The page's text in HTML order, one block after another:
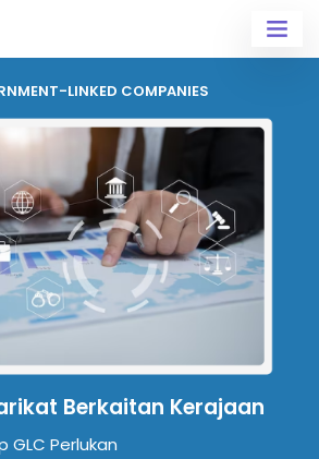
LINKED COMPANIES
Berkaitan Kerajaan
GLC Perlukan